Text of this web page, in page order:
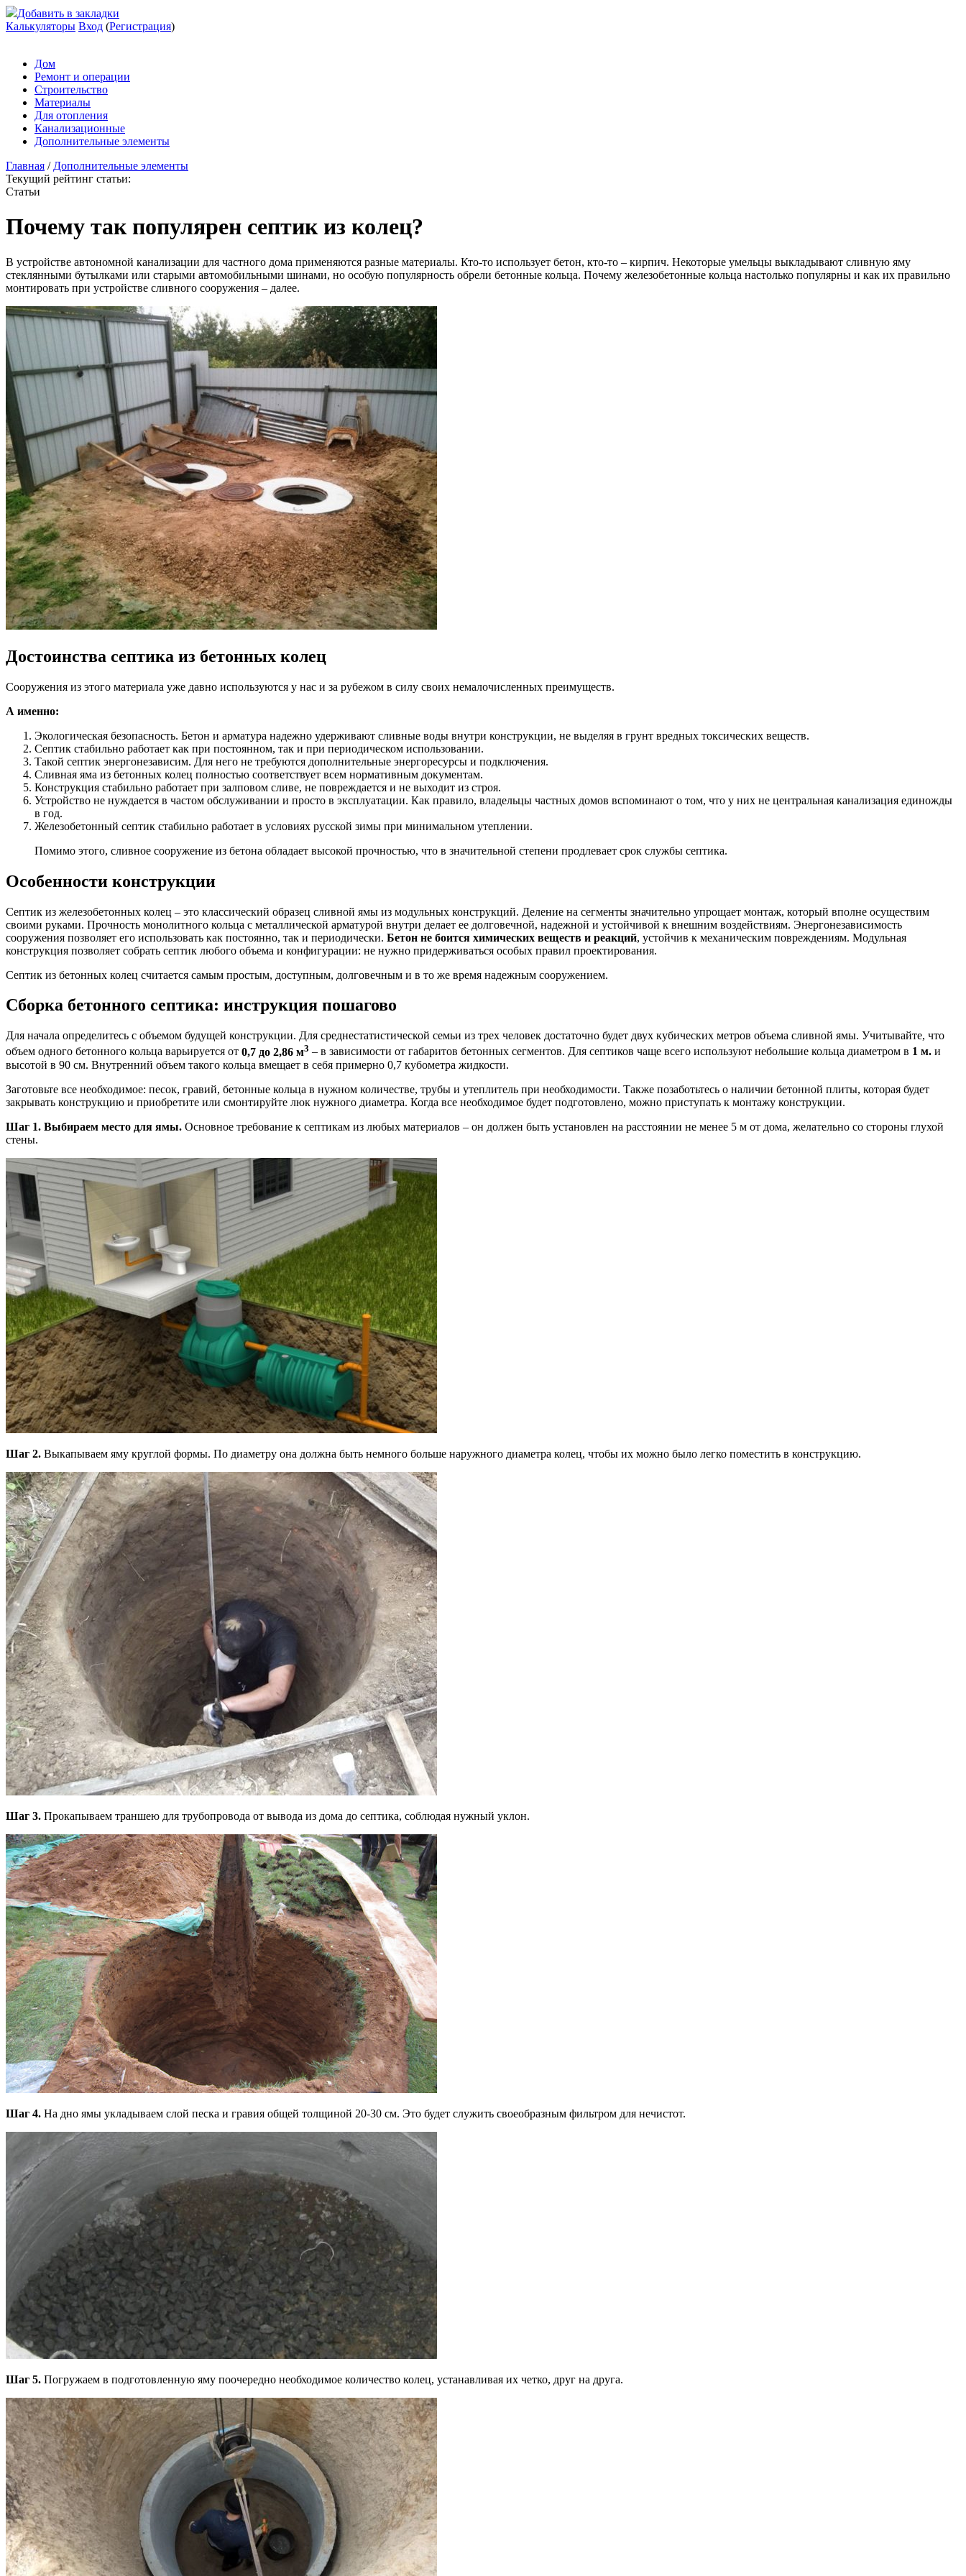
Добавить в закладки
Калькуляторы Вход (Регистрация)
Дом
Ремонт и операции
Строительство
Материалы
Для отопления
Канализационные
Дополнительные элементы
Главная / Дополнительные элементы
Текущий рейтинг статьи:
Статьи
Почему так популярен септик из колец?
В устройстве автономной канализации для частного дома применяются разные материалы. Кто-то использует бетон, кто-то – кирпич. Некоторые умельцы выкладывают сливную яму
стеклянными бутылками или старыми автомобильными шинами, но особую популярность обрели бетонные кольца. Почему железобетонные кольца настолько популярны и как их правильно
монтировать при устройстве сливного сооружения – далее.
Достоинства септика из бетонных колец
Сооружения из этого материала уже давно используются у нас и за рубежом в силу своих немалочисленных преимуществ.
А именно:
Экологическая безопасность. Бетон и арматура надежно удерживают сливные воды внутри конструкции, не выделяя в грунт вредных токсических веществ.
Септик стабильно работает как при постоянном, так и при периодическом использовании.
Такой септик энергонезависим. Для него не требуются дополнительные энергоресурсы и подключения.
Сливная яма из бетонных колец полностью соответствует всем нормативным документам.
Конструкция стабильно работает при залповом сливе, не повреждается и не выходит из строя.
Устройство не нуждается в частом обслуживании и просто в эксплуатации. Как правило, владельцы частных домов вспоминают о том, что у них не центральная канализация единожды
в год.
Железобетонный септик стабильно работает в условиях русской зимы при минимальном утеплении.
Помимо этого, сливное сооружение из бетона обладает высокой прочностью, что в значительной степени продлевает срок службы септика.
Особенности конструкции
Септик из железобетонных колец – это классический образец сливной ямы из модульных конструкций. Деление на сегменты значительно упрощает монтаж, который вполне осуществим
своими руками. Прочность монолитного кольца с металлической арматурой внутри делает ее долговечной, надежной и устойчивой к внешним воздействиям. Энергонезависимость
сооружения позволяет его использовать как постоянно, так и периодически. Бетон не боится химических веществ и реакций, устойчив к механическим повреждениям. Модульная
конструкция позволяет собрать септик любого объема и конфигурации: не нужно придерживаться особых правил проектирования.
Септик из бетонных колец считается самым простым, доступным, долговечным и в то же время надежным сооружением.
Сборка бетонного септика: инструкция пошагово
Для начала определитесь с объемом будущей конструкции. Для среднестатистической семьи из трех человек достаточно будет двух кубических метров объема сливной ямы. Учитывайте, что
объем одного бетонного кольца варьируется от 0,7 до 2,86 м3 – в зависимости от габаритов бетонных сегментов. Для септиков чаще всего используют небольшие кольца диаметром в 1 м. и
высотой в 90 см. Внутренний объем такого кольца вмещает в себя примерно 0,7 кубометра жидкости.
Заготовьте все необходимое: песок, гравий, бетонные кольца в нужном количестве, трубы и утеплитель при необходимости. Также позаботьтесь о наличии бетонной плиты, которая будет
закрывать конструкцию и приобретите или смонтируйте люк нужного диаметра. Когда все необходимое будет подготовлено, можно приступать к монтажу конструкции.
Шаг 1. Выбираем место для ямы. Основное требование к септикам из любых материалов – он должен быть установлен на расстоянии не менее 5 м от дома, желательно со стороны глухой
стены.
Шаг 2. Выкапываем яму круглой формы. По диаметру она должна быть немного больше наружного диаметра колец, чтобы их можно было легко поместить в конструкцию.
Шаг 3. Прокапываем траншею для трубопровода от вывода из дома до септика, соблюдая нужный уклон.
Шаг 4. На дно ямы укладываем слой песка и гравия общей толщиной 20-30 см. Это будет служить своеобразным фильтром для нечистот.
Шаг 5. Погружаем в подготовленную яму поочередно необходимое количество колец, устанавливая их четко, друг на друга.